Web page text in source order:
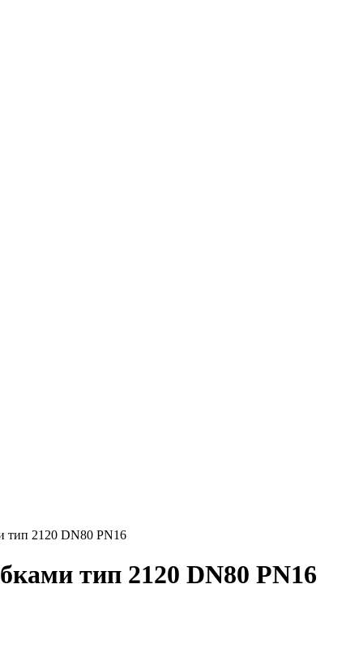
тип 2120 DN80 PN16
тип 2120 DN80 PN16